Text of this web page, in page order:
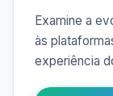
Examine a
às
experiência